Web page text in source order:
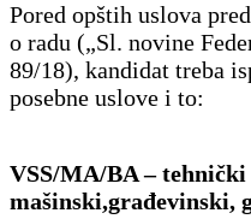
Pored opštih uslova
o radu („Sl. novine
89/18), kandidat treba
posebne uslove i to:
VSS/MA/BA –
mašinski,građevinski,